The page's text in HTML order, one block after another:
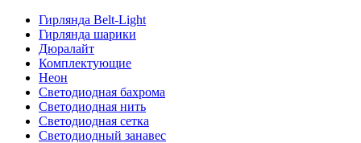
Гирлянда Belt-Light
Гирлянда шарики
Дюралайт
Комплектующие
Неон
Светодиодная бахрома
Светодиодная нить
Светодиодная сетка
Светодиодный занавес